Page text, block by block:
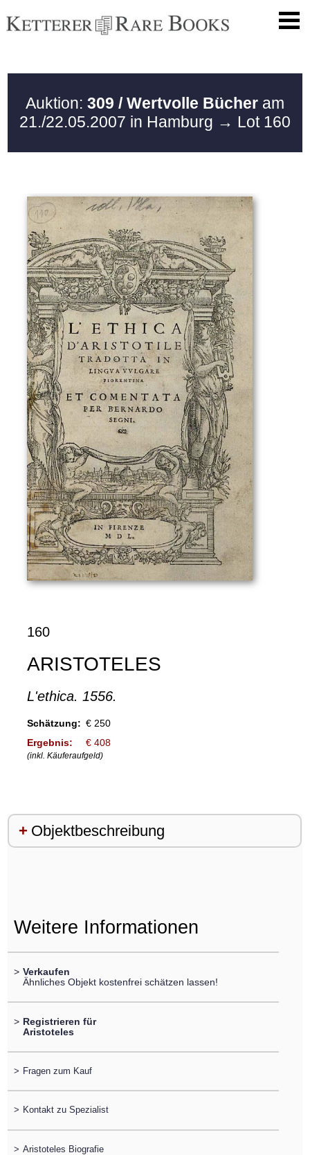
Auktion: 309 / Wertvolle Bücher am
21./22.05.2007 in Hamburg → Lot 160
160
ARISTOTELES
L'ethica. 1556.
Schätzung: € 250
Ergebnis:
€ 408
(inkl. Käuferaufgeld)
Objektbeschreibung
Weitere Informationen
> Verkaufen
Ähnliches Objekt kostenfrei schätzen lassen!
> Registrieren für
Aristoteles
> Fragen zum Kauf
> Kontakt zu Spezialist
> Aristoteles Biografie